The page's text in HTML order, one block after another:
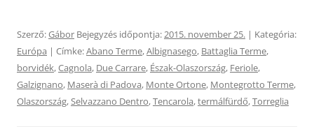
Szerző:Gábor Bejegyzés időpontja:2015. november 25. | Kategória:
Európa | Címke:Abano Terme,Albignasego, Battaglia Terme,
borvidék,Cagnola, Due Carrare, Észak-Olaszország, Feriole,
Galzignano, Maserà di Padova, Monte Ortone, Montegrotto Terme,
Olaszország,Selvazzano Dentro,Tencarola,termálfürdő,Torreglia